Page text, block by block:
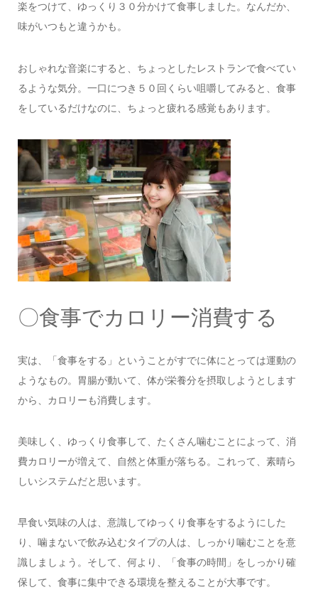
楽をつけて、ゆっくり３０分かけて食事しました。なんだか、
味がいつもと違うかも。
おしゃれな音楽にすると、ちょっとしたレストランで食べてい
るような気分。一口につき５０回くらい咀嚼してみると、食事
をしているだけなのに、ちょっと疲れる感覚もあります。
〇食事でカロリー消費する
実は、「食事をする」ということがすでに体にとっては運動の
ようなもの。胃腸が動いて、体が栄養分を摂取しようとします
から、カロリーも消費します。
美味しく、ゆっくり食事して、たくさん噛むことによって、消
費カロリーが増えて、自然と体重が落ちる。これって、素晴ら
しいシステムだと思います。
早食い気味の人は、意識してゆっくり食事をするようにした
り、噛まないで飲み込むタイプの人は、しっかり噛むことを意
識しましょう。そして、何より、「食事の時間」をしっかり確
保して、食事に集中できる環境を整えることが大事です。